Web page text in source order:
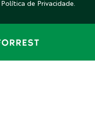
Política de Privacidade.